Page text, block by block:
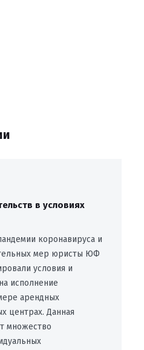
в условиях
коронавируса и
мер юристы ЮФ
условия и
исполнение
арендных
центрах. Данная
множество